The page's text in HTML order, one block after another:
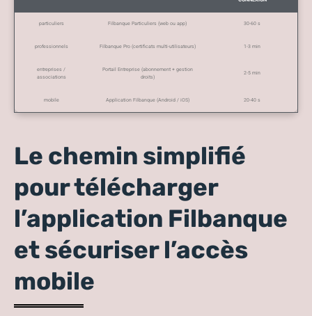
particuliers Filbanque Particuliers (web ou app) 30-60 s
professionnels Filbanque Pro (certificats multi-utilisateurs) 1-3 min
entreprises /
associations
Portail Entreprise (abonnement + gestion
droits)
2-5 min
mobile Application Filbanque (Android / iOS) 20-40 s
Le chemin simplifié
pour télécharger
l’application Filbanque
et sécuriser l’accès
mobile